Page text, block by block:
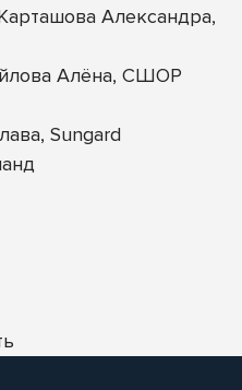
Александра,
Алёна, СШОР
Sungard